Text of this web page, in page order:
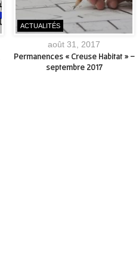
ACTUALITÉS
août 31, 2017
Permanences « Creuse Habitat » –
septembre 2017